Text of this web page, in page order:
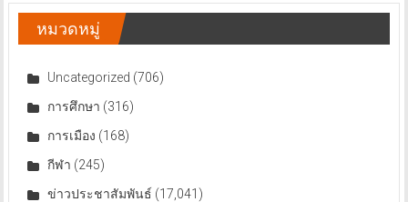
หมวดหมู่
Uncategorized (706)
การศึกษา (316)
การเมือง (168)
กีฬา (245)
ข่าวประชาสัมพันธ์ (17,041)